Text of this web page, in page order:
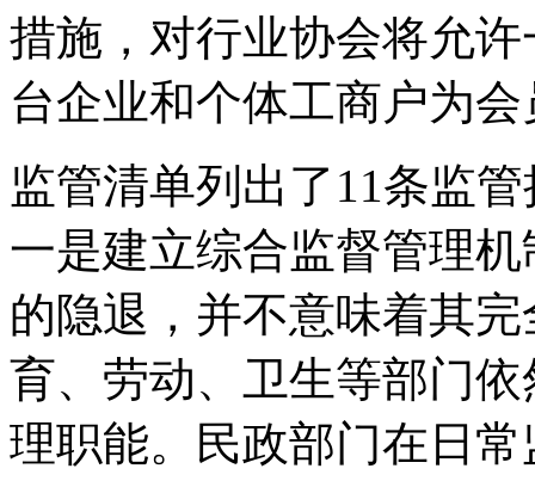
措施，对行业协会将允
台企业和个体工商户为
监管清单列出了11条监
一是建立综合监督管理
的隐退，并不意味着其
育、劳动、卫生等部门
理职能。民政部门在日